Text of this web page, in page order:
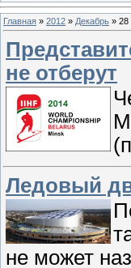
Главная » 2012 » Декабрь » 28
не отберут
Ледовый
не может